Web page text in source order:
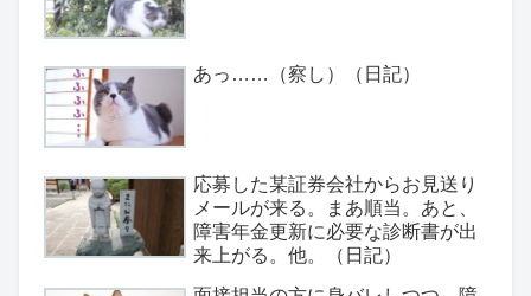
あっ……（察し）（日記）
応募した某証券会社からお見送り
メールが来る。まあ順当。あと、
障害年金更新に必要な診断書が出
来上がる。他。（日記）